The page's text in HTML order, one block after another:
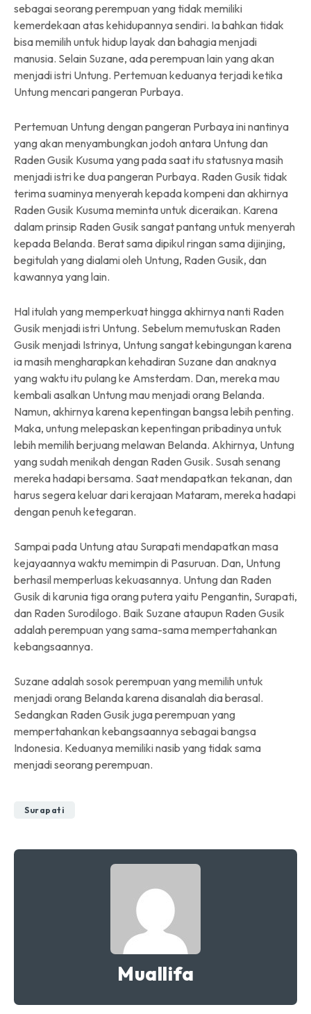
sebagai seorang perempuan yang tidak memiliki
kemerdekaan atas kehidupannya sendiri. Ia bahkan tidak
bisa memilih untuk hidup layak dan bahagia menjadi
manusia. Selain Suzane, ada perempuan lain yang akan
menjadi istri Untung. Pertemuan keduanya terjadi ketika
Untung mencari pangeran Purbaya.
Pertemuan Untung dengan pangeran Purbaya ini nantinya
yang akan menyambungkan jodoh antara Untung dan
Raden Gusik Kusuma yang pada saat itu statusnya masih
menjadi istri ke dua pangeran Purbaya. Raden Gusik tidak
terima suaminya menyerah kepada kompeni dan akhirnya
Raden Gusik Kusuma meminta untuk diceraikan. Karena
dalam prinsip Raden Gusik sangat pantang untuk menyerah
kepada Belanda. Berat sama dipikul ringan sama dijinjing,
begitulah yang dialami oleh Untung, Raden Gusik, dan
kawannya yang lain.
Hal itulah yang memperkuat hingga akhirnya nanti Raden
Gusik menjadi istri Untung. Sebelum memutuskan Raden
Gusik menjadi Istrinya, Untung sangat kebingungan karena
ia masih mengharapkan kehadiran Suzane dan anaknya
yang waktu itu pulang ke Amsterdam. Dan, mereka mau
kembali asalkan Untung mau menjadi orang Belanda.
Namun, akhirnya karena kepentingan bangsa lebih penting.
Maka, untung melepaskan kepentingan pribadinya untuk
lebih memilih berjuang melawan Belanda. Akhirnya, Untung
yang sudah menikah dengan Raden Gusik. Susah senang
mereka hadapi bersama. Saat mendapatkan tekanan, dan
harus segera keluar dari kerajaan Mataram, mereka hadapi
dengan penuh ketegaran.
Sampai pada Untung atau Surapati mendapatkan masa
kejayaannya waktu memimpin di Pasuruan. Dan, Untung
berhasil memperluas kekuasannya. Untung dan Raden
Gusik di karunia tiga orang putera yaitu Pengantin, Surapati,
dan Raden Surodilogo. Baik Suzane ataupun Raden Gusik
adalah perempuan yang sama-sama mempertahankan
kebangsaannya.
Suzane adalah sosok perempuan yang memilih untuk
menjadi orang Belanda karena disanalah dia berasal.
Sedangkan Raden Gusik juga perempuan yang
mempertahankan kebangsaannya sebagai bangsa
Indonesia. Keduanya memiliki nasib yang tidak sama
menjadi seorang perempuan.
Surapati
Muallifa